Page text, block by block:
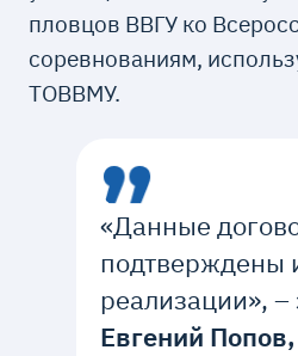
пловцов ВВГУ ко
соревнованиям,
ТОВВМУ.
«Данные
подтверждены
реализации», –
Евгений Попов,